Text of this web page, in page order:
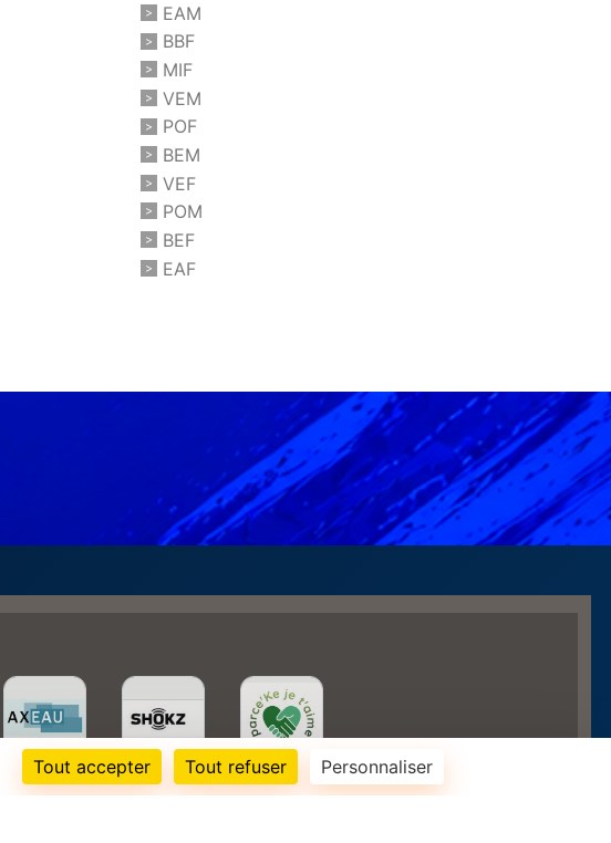
EAM
BBF
MIF
VEM
POF
BEM
VEF
POM
BEF
EAF
Tout accepter Tout refuser Personnaliser